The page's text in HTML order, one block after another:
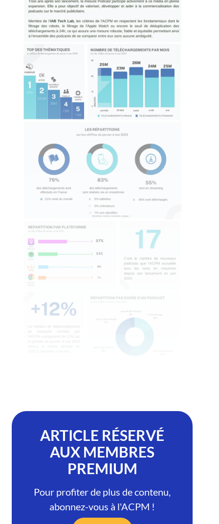
ARTICLE RÉSERVÉ
AUX MEMBRES
PREMIUM
Pour profiter de plus de contenu,
abonnez-vous à l'ACPM !